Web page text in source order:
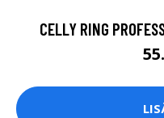
CELLY RING